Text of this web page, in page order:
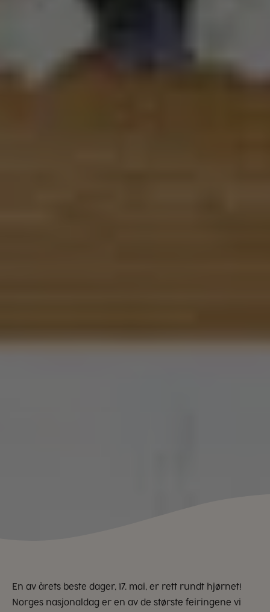
En av årets beste dager, 17. mai, er rett rundt hjørnet!
Norges nasjonaldag er en av de største feiringene vi